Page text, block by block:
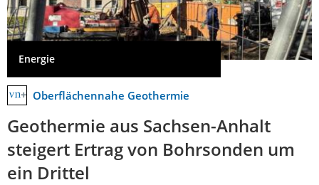
Energie
Oberflächennahe Geothermie
Geothermie aus Sachsen-Anhalt
steigert Ertrag von Bohrsonden um
ein Drittel